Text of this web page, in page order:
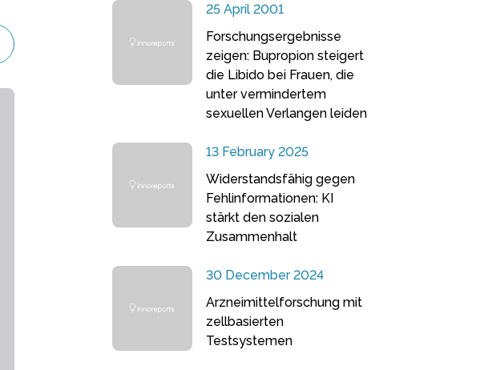
25 April 2001
Forschungsergebnisse
zeigen: Bupropion steigert
die Libido bei Frauen, die
unter vermindertem
sexuellen Verlangen leiden
13 February 2025
Widerstandsfähig gegen
Fehlinformationen: KI
stärkt den sozialen
Zusammenhalt
30 December 2024
Arzneimittelforschung mit
zellbasierten
Testsystemen